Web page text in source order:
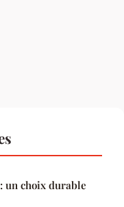
un choix durable